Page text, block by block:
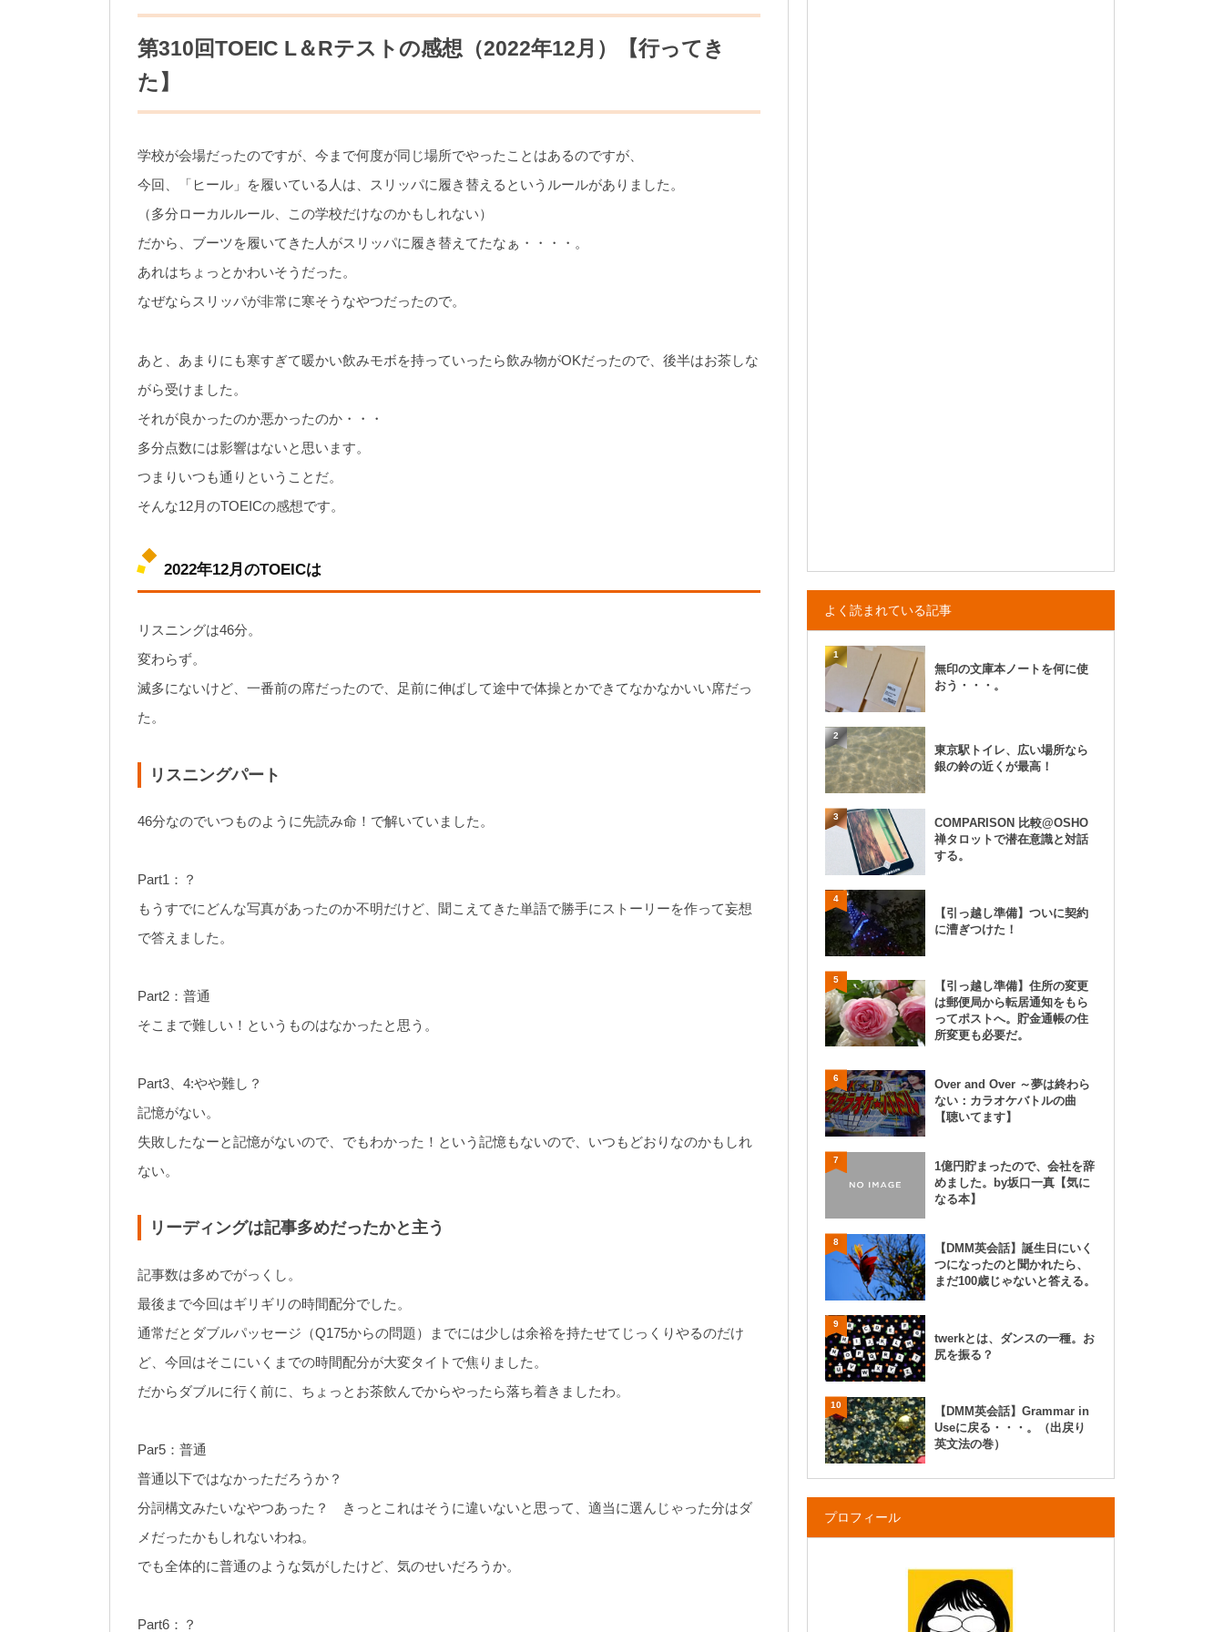
第310回TOEIC L＆Rテストの感想（2022年12月）【行ってき
た】
学校が会場だったのですが、今まで何度が同じ場所でやったことはあるのですが、
今回、「ヒール」を履いている人は、スリッパに履き替えるというルールがありました。
（多分ローカルルール、この学校だけなのかもしれない）
だから、ブーツを履いてきた人がスリッパに履き替えてたなぁ・・・・。
あれはちょっとかわいそうだった。
なぜならスリッパが非常に寒そうなやつだったので。
あと、あまりにも寒すぎて暖かい飲みモボを持っていったら飲み物がOKだったので、後半はお茶しな
がら受けました。
それが良かったのか悪かったのか・・・
多分点数には影響はないと思います。
つまりいつも通りということだ。
そんな12月のTOEICの感想です。
2022年12月のTOEICは
リスニングは46分。
変わらず。
滅多にないけど、一番前の席だったので、足前に伸ばして途中で体操とかできてなかなかいい席だっ
た。
リスニングパート
46分なのでいつものように先読み命！で解いていました。
Part1：？
もうすでにどんな写真があったのか不明だけど、聞こえてきた単語で勝手にストーリーを作って妄想
で答えました。
Part2：普通
そこまで難しい！というものはなかったと思う。
Part3、4:やや難し？
記憶がない。
失敗したなーと記憶がないので、でもわかった！という記憶もないので、いつもどおりなのかもしれ
ない。
リーディングは記事多めだったかと主う
記事数は多めでがっくし。
最後まで今回はギリギリの時間配分でした。
通常だとダブルパッセージ（Q175からの問題）までには少しは余裕を持たせてじっくりやるのだけ
ど、今回はそこにいくまでの時間配分が大変タイトで焦りました。
だからダブルに行く前に、ちょっとお茶飲んでからやったら落ち着きましたわ。
Par5：普通
普通以下ではなかっただろうか？
分詞構文みたいなやつあった？ きっとこれはそうに違いないと思って、適当に選んじゃった分はダ
メだったかもしれないわね。
でも全体的に普通のような気がしたけど、気のせいだろうか。
Part6：？
よく読まれている記事
1
無印の文庫本ノートを何に使
おう・・・。
2
東京駅トイレ、広い場所なら
銀の鈴の近くが最高！
3
COMPARISON 比較@OSHO
禅タロットで潜在意識と対話
する。
4
【引っ越し準備】ついに契約
に漕ぎつけた！
5
【引っ越し準備】住所の変更
は郵便局から転居通知をもら
ってポストへ。貯金通帳の住
所変更も必要だ。
6
Over and Over ～夢は終わら
ない：カラオケバトルの曲
【聴いてます】
7
1億円貯まったので、会社を辞
めました。by坂口一真【気に
なる本】
8
【DMM英会話】誕生日にいく
つになったのと聞かれたら、
まだ100歳じゃないと答える。
9
twerkとは、ダンスの一種。お
尻を振る？
10
【DMM英会話】Grammar in
Useに戻る・・・。（出戻り
英文法の巻）
プロフィール